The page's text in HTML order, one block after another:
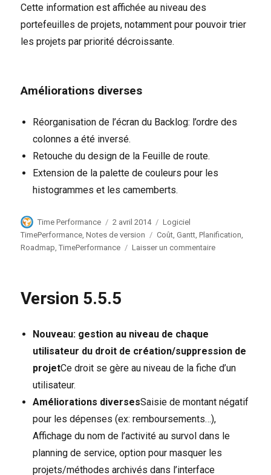
Cette information est affichée au niveau des
portefeuilles de projets, notamment pour pouvoir trier
les projets par priorité décroissante.
Améliorations diverses
Réorganisation de l’écran du Backlog: l’ordre des
colonnes a été inversé.
Retouche du design de la Feuille de route.
Extension de la palette de couleurs pour les
histogrammes et les camemberts.
Auteur
Time Performance
Publié
le
2 avril 2014 Catégories
Logiciel
TimePerformance ,Notes de version Étiquettes
Coût ,Gantt ,Planification
Roadmap ,TimePerformance Laisser un commentairesur
Version 5.5.5
Nouveau: gestion au niveau de chaque
utilisateur du droit de création/suppression de
projetCe droit se gère au niveau de la fiche d’un
utilisateur.
Améliorations diversesSaisie de montant négatif
pour les dépenses (ex: remboursements…),
Affichage du nom de l’activité au survol dans le
planning de service, option pour masquer les
projets/méthodes archivés dans l’interface